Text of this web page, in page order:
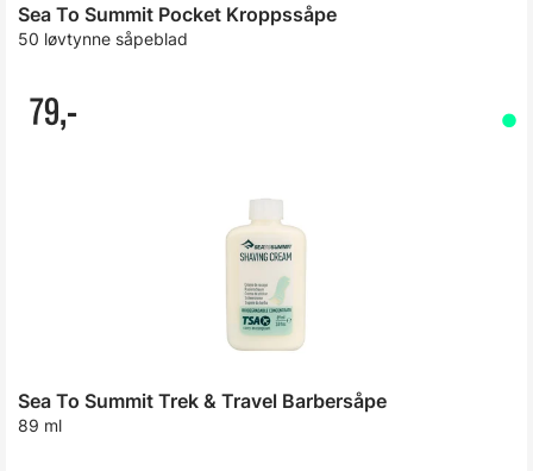
Sea To Summit Pocket Kroppssåpe
50 løvtynne såpeblad
79,-
Sea To Summit Trek & Travel Barbersåpe
89 ml